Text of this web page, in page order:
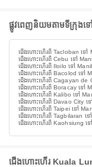
ផ្លូវពេញនិយមតាមទីក្រុង
ជើងហោះហើរពី Tacloban ទៅ
ជើងហោះហើរពី Cebu ទៅ
ជើងហោះហើរពី Iloilo ទៅ
ជើងហោះហើរពី Bacolod ទៅ
ជើងហោះហើរពី Cagayan de
ជើងហោះហើរពី Boracay ទៅ
ជើងហោះហើរពី Kalibo ទៅ
ជើងហោះហើរពី Davao City ទ
ជើងហោះហើរពី Taipei ទៅ
ជើងហោះហើរពី Tagbilaran ទ
ជើងហោះហើរពី Kaohsiung ទ
ជើងហោះហើរ Kuala